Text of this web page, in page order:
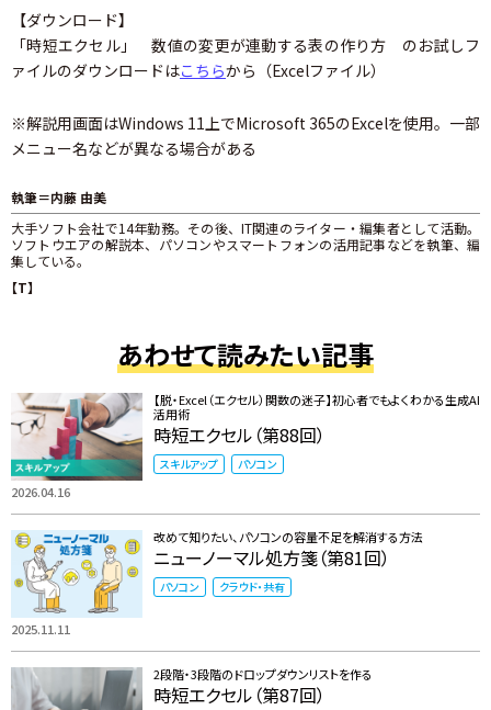
【ダウンロード】
「時短エクセル」 数値の変更が連動する表の作り方 のお試しフ
ァイルのダウンロードはこちらから（Excelファイル）
※解説用画面はWindows 11上でMicrosoft 365のExcelを使用。一部
メニュー名などが異なる場合がある
執筆＝内藤 由美
大手ソフト会社で14年勤務。その後、IT関連のライター・編集者として活動。
ソフトウエアの解説本、パソコンやスマートフォンの活用記事などを執筆、編
集している。
【T】
あわせて読みたい記事
2026.04.16
【脱・Excel（エクセル）関数の迷子】初心者でもよくわかる生成AI
活用術
時短エクセル（第88回）
スキルアップ パソコン
2025.11.11
改めて知りたい、パソコンの容量不足を解消する方法
ニューノーマル処方箋（第81回）
パソコン クラウド・共有
2段階・3段階のドロップダウンリストを作る
時短エクセル（第87回）